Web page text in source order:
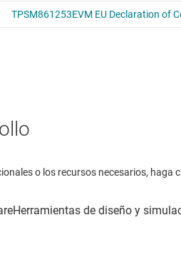
o los recursos necesarios,